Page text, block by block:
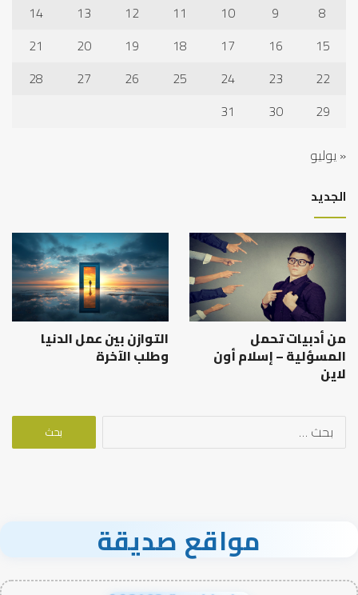
8
9
10
11
12
13
14
15
16
17
18
19
20
21
22
23
24
25
26
27
28
29
30
31
« يوليو
الجديد
من أدبيات تحمل
المسؤلية – إسلام أون
لاين
التوازن بين عمل الدنيا
وطلب الآخرة
البحث
مواقع صديقة